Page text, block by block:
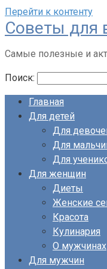
Перейти к контенту
Советы для
Самые полезные и
Поиск:
Главная
Для детей
Для
Для
Для
Для женщин
Диеты
Женские
Красота
Кулинария
О мужчинах
Для мужчин